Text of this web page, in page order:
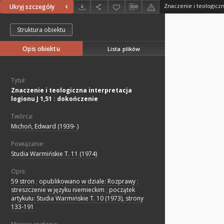
Ukryj szczegóły
Struktura obiektu
Opis obiektu Lista plików
Tytuł:
Znaczenie i teologiczna interpretacja
logionu J 1,51 : dokończenie
Twórca:
Michoń, Edward (1939- )
Powiązanie:
Studia Warmińskie T. 11 (1974)
Opis:
59 stron ; opublikowano w dziale: Rozprawy ;
streszczenie w języku niemieckim ; początek
artykułu: Studia Warmińskie T. 10 (1973), strony
133-191